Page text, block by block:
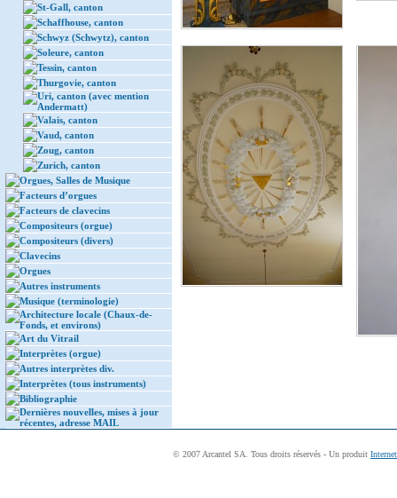
St-Gall, canton
Schaffhouse, canton
Schwyz (Schwytz), canton
Soleure, canton
Tessin, canton
Thurgovie, canton
Uri, canton (avec mention
Andermatt)
Valais, canton
Vaud, canton
Zoug, canton
Zurich, canton
Orgues, Salles de Musique
Facteurs d’orgues
Facteurs de clavecins
Compositeurs (orgue)
Compositeurs (divers)
Clavecins
Orgues
Autres instruments
Musique (terminologie)
Architecture locale (Chaux-de-
Fonds, et environs)
Art du Vitrail
Interprètes (orgue)
Autres interprètes div.
Interprètes (tous instruments)
Bibliographie
Dernières nouvelles, mises à jour
récentes, adresse MAIL
© 2007 Arcantel SA. Tous droits réservés - Un produit